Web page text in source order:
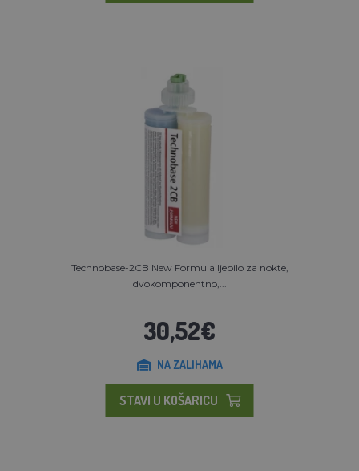
Technobase-2CB New Formula ljepilo za nokte,
dvokomponentno,...
30,52€
NA ZALIHAMA
STAVI U KOŠARICU